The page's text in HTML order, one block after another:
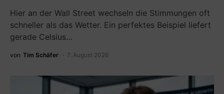
Hier an der Wall Street wechseln die Stimmungen oft
schneller als das Wetter. Ein perfektes Beispiel liefert
gerade Celsius…
von Tim Schäfer 7. August 2026